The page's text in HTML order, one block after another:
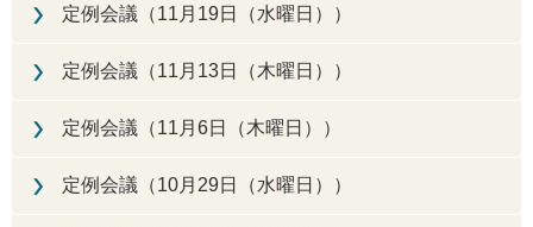
定例会議（11月19日（水曜日））
定例会議（11月13日（木曜日））
定例会議（11月6日（木曜日））
定例会議（10月29日（水曜日））